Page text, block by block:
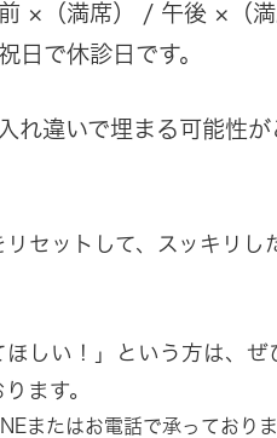
×（満席） / 午後 ×（満
で休診日です。
れ違いで埋まる可能性が
セットして、スッキリし
ほしい！」という方は、ぜ
ます。
またはお電話で承っており